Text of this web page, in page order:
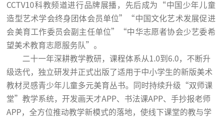
CCTV10科教频道进行品牌展播，先后成为“中国少年儿童
造型艺术学会终身团体会员单位”“中国文化艺术发展促进
会美育工作委员会副主任单位”“中华志愿者协会少艺委希
望美术教育志愿服务队”。
二十一年深耕教学教研，课程体系从 1.0到6.0，不断升
级迭代，独立研发并正式出版了适用于中小学生的新版美术
教材灵感青少年儿童多元美育丛书。同时持续升级 “双师课
堂”教学系统，开发画天才APP、书法课APP、手抄报老师
APP，全方位推动教学新模式的落地，使线下课堂的教与学